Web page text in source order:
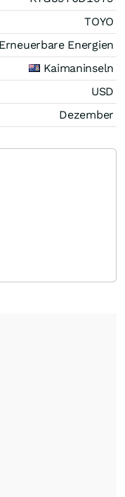
TOYO
Erneuerbare Energien
Kaimaninseln
USD
Dezember